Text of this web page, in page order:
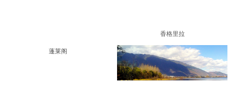
香格里拉